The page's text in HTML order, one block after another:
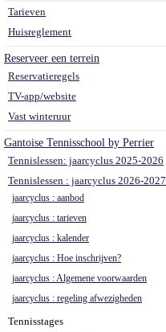
Tarieven
Huisreglement
Reserveer een terrein
Reservatieregels
TV-app/website
Vast winteruur
Gantoise Tennisschool by Perrier
Tennislessen: jaarcyclus 2025-2026
Tennislessen : jaarcyclus 2026-2027
jaarcyclus : aanbod
jaarcyclus : tarieven
jaarcyclus : kalender
jaarcyclus : Hoe inschrijven?
jaarcyclus : Algemene voorwaarden
jaarcyclus : regeling afwezigheden
Tennisstages